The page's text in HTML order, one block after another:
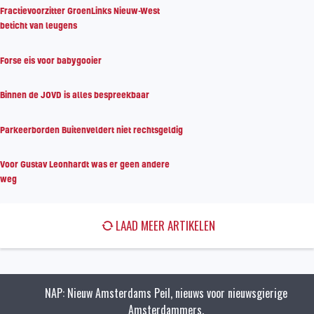
Fractievoorzitter GroenLinks Nieuw-West
beticht van leugens
Forse eis voor babygooier
Binnen de JOVD is alles bespreekbaar
Parkeerborden Buitenveldert niet rechtsgeldig
Voor Gustav Leonhardt was er geen andere
weg
LAAD MEER ARTIKELEN
NAP: Nieuw Amsterdams Peil, nieuws voor nieuwsgierige
Amsterdammers.